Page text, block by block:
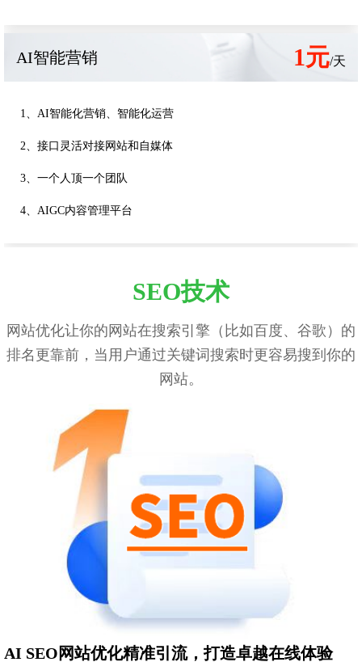
AI智能营销 1元/天
1、AI智能化营销、智能化运营
2、接口灵活对接网站和自媒体
3、一个人顶一个团队
4、AIGC内容管理平台
SEO技术
网站优化让你的网站在搜索引擎（比如百度、谷歌）的
排名更靠前，当用户通过关键词搜索时更容易搜到你的
网站。
AI SEO网站优化精准引流，打造卓越在线体验